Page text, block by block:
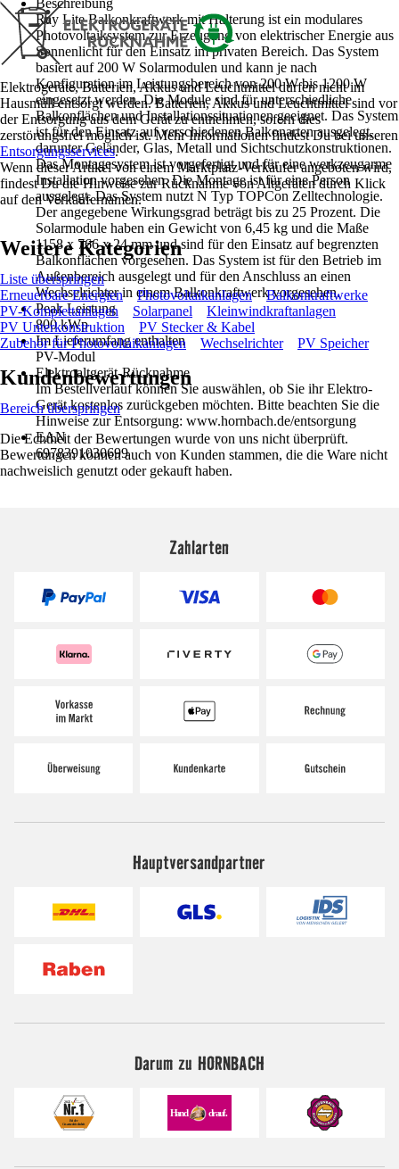
Beschreibung
Ray Lite Balkonkraftwerk mit Halterung ist ein modulares
Photovoltaiksystem zur Erzeugung von elektrischer Energie aus
Sonnenlicht für den Einsatz im privaten Bereich. Das System
basiert auf 200 W Solarmodulen und kann je nach
Konfiguration im Leistungsbereich von 200 W bis 1200 W
eingesetzt werden. Die Module sind für unterschiedliche
Balkonflächen und Installationssituationen geeignet. Das System
ist für den Einsatz auf verschiedenen Balkonarten ausgelegt,
darunter Geländer, Glas, Metall und Sichtschutzkonstruktionen.
Das Montagesystem ist vorgefertigt und für eine werkzeugarme
Installation vorgesehen. Die Montage ist für eine Person
ausgelegt. Das System nutzt N Typ TOPCon Zelltechnologie.
Der angegebene Wirkungsgrad beträgt bis zu 25 Prozent. Die
Solarmodule haben ein Gewicht von 6,45 kg und die Maße
1158 x 766 x 24 mm und sind für den Einsatz auf begrenzten
Balkonflächen vorgesehen. Das System ist für den Betrieb im
Außenbereich ausgelegt und für den Anschluss an einen
Wechselrichter in einem Balkonkraftwerk vorgesehen.
Peak Leistung
800 kWp
Im Lieferumfang enthalten
PV-Modul
Elektroaltgerät-Rücknahme
Im Bestellverlauf können Sie auswählen, ob Sie ihr Elektro-
Gerät kostenlos zurückgeben möchten. Bitte beachten Sie die
Hinweise zur Entsorgung: www.hornbach.de/entsorgung
EAN
6978391030699
Elektrogeräte, Batterien, Akkus und Leuchtmittel dürfen nicht im
Hausmüll entsorgt werden. Batterien, Akkus und Leuchtmittel sind vor
der Entsorgung aus dem Gerät zu entnehmen, sofern dies
zerstörungsfrei möglich ist. Mehr Informationen findest Du bei unseren
Entsorgungsservices.
Wenn dieser Artikel von einem Marktplatz-Verkäufer angeboten wird,
findest Du die Hinweise zur Rücknahme von Altgeräten durch Klick
auf den Verkäufernamen.
Weitere Kategorien
Liste überspringen
Erneuerbare Energien
Photovoltaikanlagen
Balkonkraftwerke
PV-Komplettanlagen
Solarpanel
Kleinwindkraftanlagen
PV Unterkonstruktion
PV Stecker & Kabel
Zubehör für Photovoltaikanlagen
Wechselrichter PV Speicher
Kundenbewertungen
Bereich überspringen
Die Echtheit der Bewertungen wurde von uns nicht überprüft.
Bewertungen können auch von Kunden stammen, die die Ware nicht
nachweislich genutzt oder gekauft haben.
Zahlarten
Hauptversandpartner
Darum zu HORNBACH